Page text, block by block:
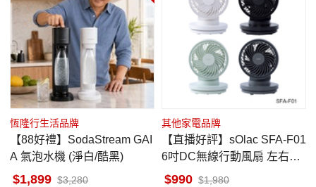
恆隆行生活品牌
【88好禮】SodaStream GAI
A 氣泡水機 (淨白/酷黑)
1,899 3,280
其他家電品牌
【直播好評】sOlac SFA-F01
6吋DC無線行動風扇 左右擺
頭990 1,980